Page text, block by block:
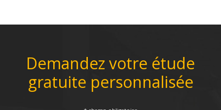
Demandez votre étude
gratuite personnalisée